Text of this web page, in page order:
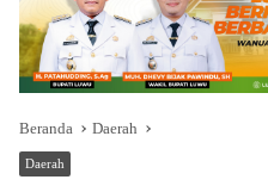
Beranda Daerah
Daerah